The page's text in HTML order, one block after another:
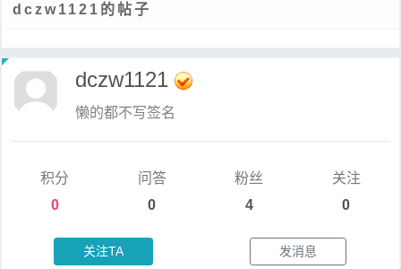
dczw1121的帖子
dczw1121
懒的都不写签名
积分
0
问答
0
粉丝
4
关注
0
关注TA 发消息